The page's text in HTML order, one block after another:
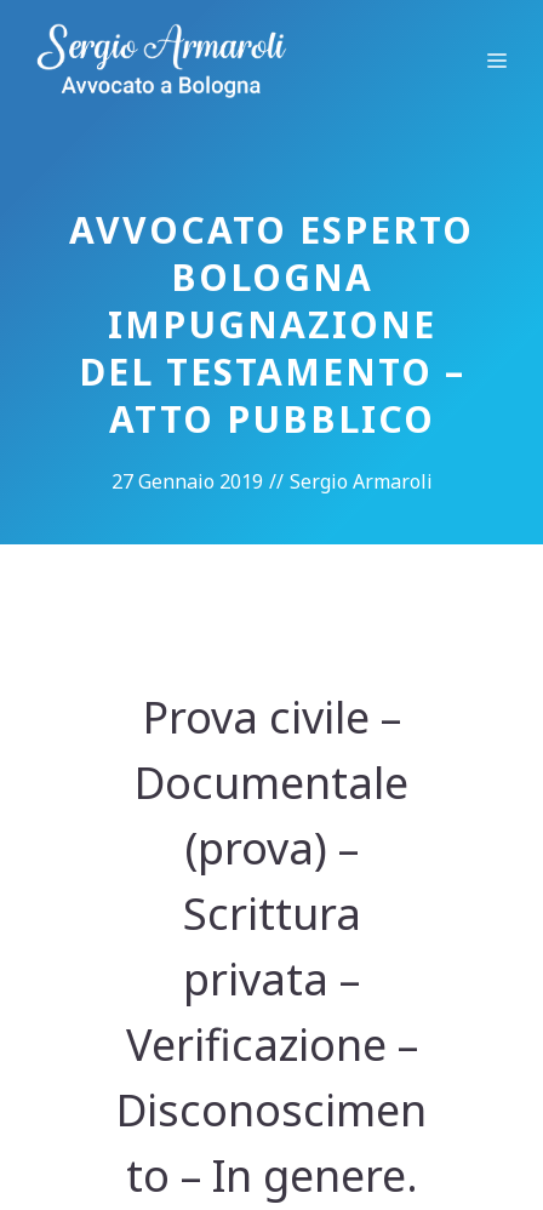
contenuto
AVVOCATO ESPERTO
BOLOGNA
IMPUGNAZIONE
DEL TESTAMENTO –
ATTO PUBBLICO
27 Gennaio 2019 // Sergio Armaroli
Prova civile –
Documentale
(prova) –
Scrittura
privata –
Verificazione –
Disconoscimen
to – In genere.